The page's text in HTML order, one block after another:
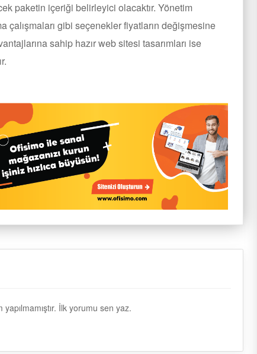
paketin içeriği belirleyici olacaktır. Yönetim
gibi seçenekler fiyatların değişmesine
sahip hazır web sitesi tasarımları ise
İlk yorumu sen yaz.